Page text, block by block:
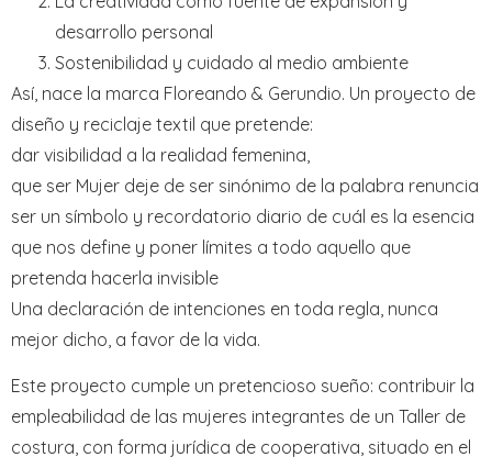
desarrollo personal
Sostenibilidad y cuidado al medio ambiente
Así, nace la marca Floreando & Gerundio. Un proyecto de
diseño y reciclaje textil que pretende:
dar visibilidad a la realidad femenina,
que ser Mujer deje de ser sinónimo de la palabra renuncia
ser un símbolo y recordatorio diario de cuál es la esencia
que nos define y poner límites a todo aquello que
pretenda hacerla invisible
Una declaración de intenciones en toda regla, nunca
mejor dicho, a favor de la vida.
Este proyecto cumple un pretencioso sueño: contribuir la
empleabilidad de las mujeres integrantes de un Taller de
costura, con forma jurídica de cooperativa, situado en el